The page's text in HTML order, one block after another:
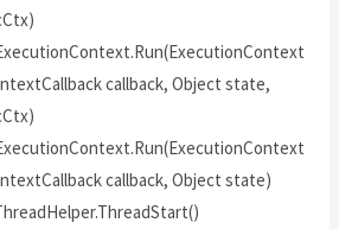
callback, Object state,
callback, Object state)